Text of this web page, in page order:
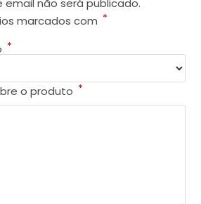
marcados com *
*
o produto *